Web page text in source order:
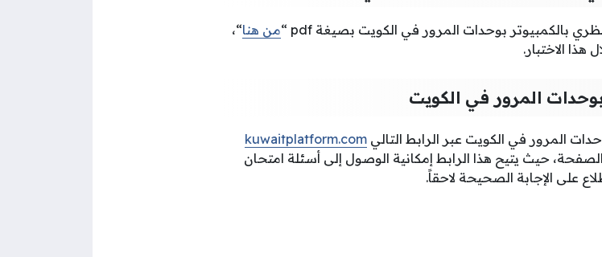
بالكمبيوتر بوحدات المرور في الكويت بصيغة pdf “ من هنا“،
الاختبار.
بوحدات المرور في الكويت
المرور في الكويت عبر الرابط التالي kuwaitplatform.com
حيث يتيح هذا الرابط إمكانية الوصول إلى أسئلة امتحان
على الإجابة الصحيحة لاحقاً.